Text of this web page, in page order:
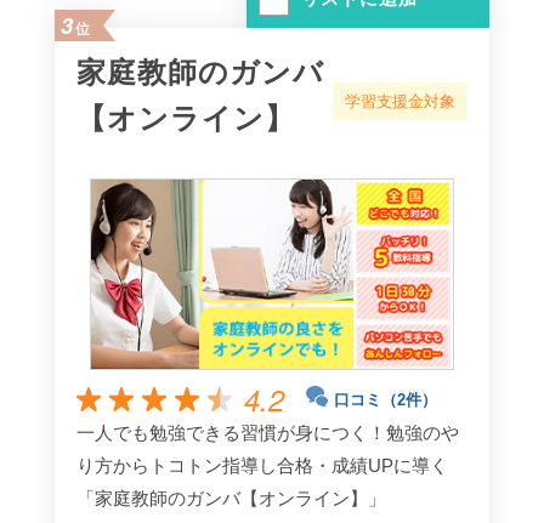
3位
家庭教師のガンバ
【オンライン】
学習支援金対象
4.2 口コミ（2件）
一人でも勉強できる習慣が身につく！勉強のや
り方からトコトン指導し合格・成績UPに導く
「家庭教師のガンバ【オンライン】」